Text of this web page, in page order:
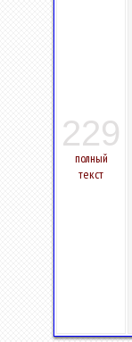
229
полный
текст